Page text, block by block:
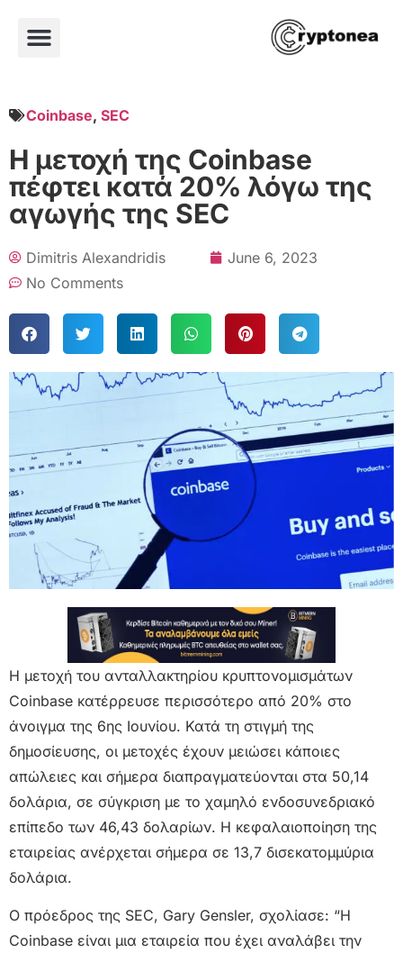
Coinbase, SEC
Η μετοχή της Coinbase
πέφτει κατά 20% λόγω της
αγωγής της SEC
Dimitris Alexandridis
June 6, 2023
No Comments
Η μετοχή του ανταλλακτηρίου κρυπτονομισμάτων
Coinbase κατέρρευσε περισσότερο από 20% στο
άνοιγμα της 6ης Ιουνίου. Κατά τη στιγμή της
δημοσίευσης, οι μετοχές έχουν μειώσει κάποιες
απώλειες και σήμερα διαπραγματεύονται στα 50,14
δολάρια, σε σύγκριση με το χαμηλό ενδοσυνεδριακό
επίπεδο των 46,43 δολαρίων. Η κεφαλαιοποίηση της
εταιρείας ανέρχεται σήμερα σε 13,7 δισεκατομμύρια
δολάρια.
Ο πρόεδρος της SEC, Gary Gensler, σχολίασε: “Η
Coinbase είναι μια εταιρεία που έχει αναλάβει την